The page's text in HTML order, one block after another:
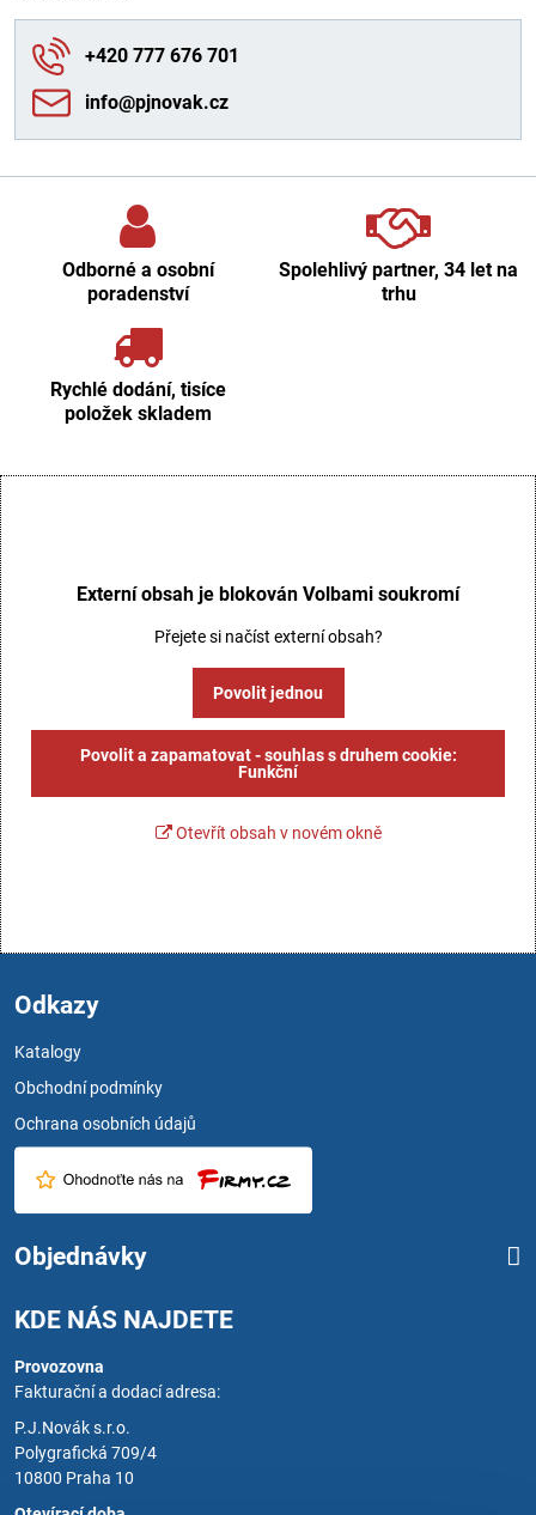
+420 777 676 701
info​@pjnovak​.cz
Odborné a osobní
poradenství
Spolehlivý partner, 34 let na
trhu
Rychlé dodání, tisíce
položek skladem
Externí obsah je blokován Volbami soukromí
Přejete si načíst externí obsah?
Povolit jednou
Povolit a zapamatovat - souhlas s druhem cookie:
Funkční
Otevřít obsah v novém okně
Odkazy
Katalogy
Obchodní podmínky
Ochrana osobních údajů
Objednávky
KDE NÁS NAJDETE
Provozovna
Fakturační a dodací adresa:
P.J.Novák s.r.o.
Polygrafická 709/4
10800 Praha 10